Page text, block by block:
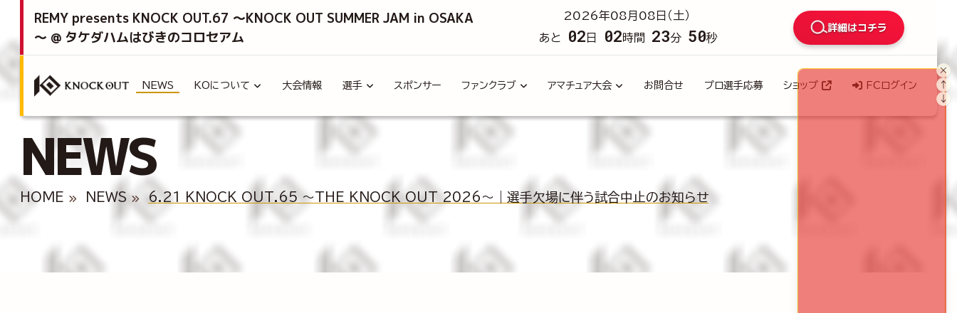
REMY presents KNOCK OUT.67 ～KNOCK OUT SUMMER JAM in OSAKA
～ @ タケダハムはびきのコロセアム
2026年08月08日（土）
あと
02 日 02時間 23分 48秒
詳細はコチラ
NEWS KOについて 大会情報 選手 スポンサー ファンクラブ アマチュア大会 お問合せ プロ選手応募 ショップ FCログイン
NEWS
HOME NEWS 6.21 KNOCK OUT.65 ～THE KNOCK OUT 2026～｜選手欠場に伴う試合中止のお知らせ
×
↑
↓